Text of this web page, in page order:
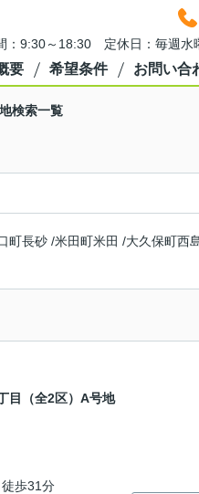
：9:30～18:30 定休日：毎週
要 希望条件 お問い合
検索一覧
町長砂 /米田町米田 /大久保町西
目（全2区）A号地
徒歩31分